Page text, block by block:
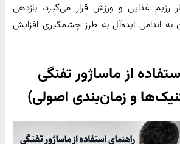
غذایی و ورزش قرار می‌گیرد، بازدهی
به اندامی ایده‌آل به طرز چشمگیری افزایش
از ماساژور تفنگی
و زمان‌بندی اصولی)